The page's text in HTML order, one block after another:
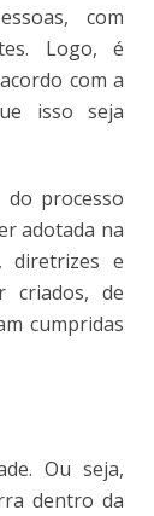
com
Logo, é
com a
isso seja
processo
adotada na
diretrizes e
criados, de
cumpridas
Ou seja,
dentro da